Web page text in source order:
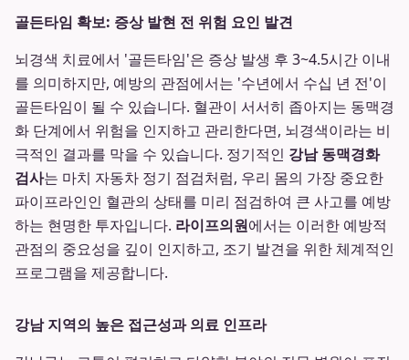
골든타임 확보: 증상 발현 전 위험 요인 발견
뇌경색 치료에서 '골든타임'은 증상 발생 후 3~4.5시간 이내
를 의미하지만, 예방의 관점에서는 '수년에서 수십 년 전'이
골든타임이 될 수 있습니다. 혈관이 서서히 좁아지는 동맥경
화 단계에서 위험을 인지하고 관리한다면, 뇌경색이라는 비
극적인 결과를 막을 수 있습니다. 정기적인 강남 동맥경화
검사는 마치 자동차 정기 점검처럼, 우리 몸의 가장 중요한
파이프라인인 혈관의 상태를 미리 점검하여 큰 사고를 예방
하는 현명한 투자입니다. 라이프의원에서는 이러한 예방적
관점의 중요성을 깊이 인지하고, 조기 발견을 위한 체계적인
프로그램을 제공합니다.
강남 지역의 높은 접근성과 의료 인프라